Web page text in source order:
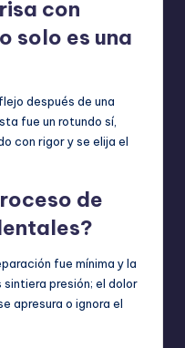
con
solo es una
después de una
fue un rotundo sí,
con rigor y se elija el
de
fue mínima y la
presión; el dolor
apresura o ignora el